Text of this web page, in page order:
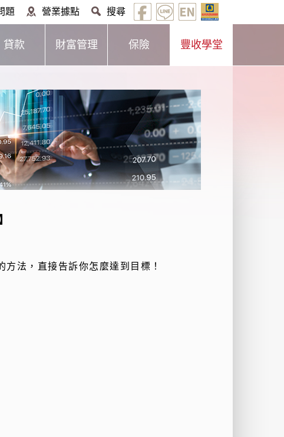
題 營業據點 搜尋
貸款 財富管理 保險 豐收學堂
法，直接告訴你怎麼達到目標！